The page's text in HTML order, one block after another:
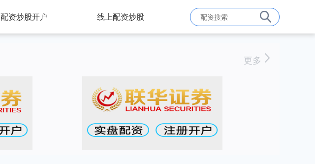
配资炒股开户 线上配资炒股
更多